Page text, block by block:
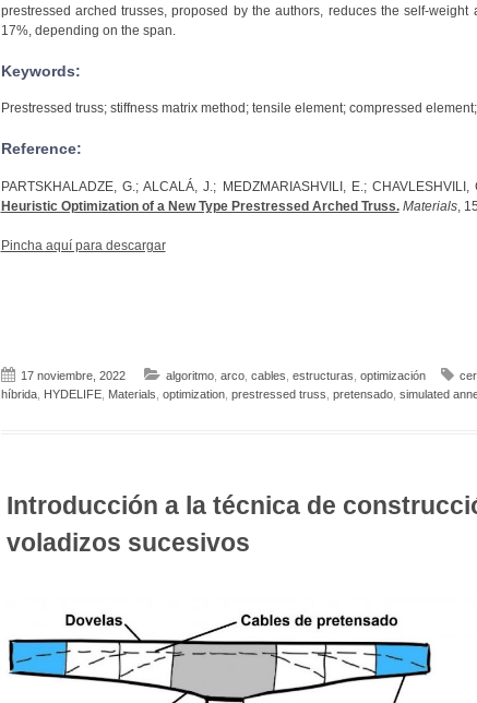
prestressed arched trusses, proposed by the authors, reduces the self-
17%, depending on the span.
Keywords:
Prestressed truss; stiffness matrix method; tensile element; compressed
Reference:
PARTSKHALADZE, G.; ALCALÁ, J.; MEDZMARIASHVILI, E.;
Heuristic Optimization of a New Type Prestressed Arched Truss. Materials,
Pincha aquí para descargar
17 noviembre, 2022 algoritmo, arco, cables estructuras optimización
híbrida, HYDELIFE, Materials optimization, prestressed truss pretensado, simulated
Introducción a la técnica de
voladizos sucesivos